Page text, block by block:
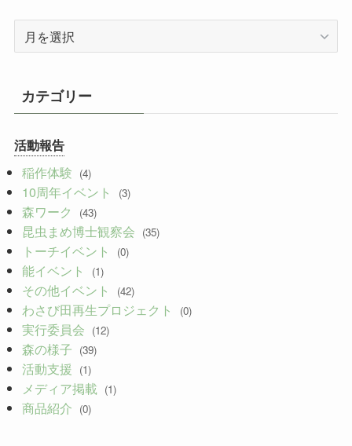
次
カ
ブ
カテゴリー
活動報告
稲作体験 (4)
10周年イベント (3)
森ワーク (43)
昆虫まめ博士観察会 (35)
トーチイベント (0)
能イベント (1)
その他イベント (42)
わさび田再生プロジェクト (0)
実行委員会 (12)
森の様子 (39)
活動支援 (1)
メディア掲載 (1)
商品紹介 (0)